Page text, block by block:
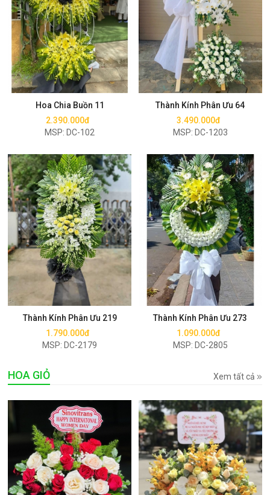
Hoa Chia Buồn 11
2.390.000đ
MSP: DC-102
Mua ngay
Thành Kính Phân Ưu 64
3.490.000đ
MSP: DC-1203
Mua ngay
Thành Kính Phân Ưu 219
1.790.000đ
MSP: DC-2179
Mua ngay
Thành Kính Phân Ưu 273
1.090.000đ
MSP: DC-2805
Mua ngay
HOA GIỎ Xem tất cả